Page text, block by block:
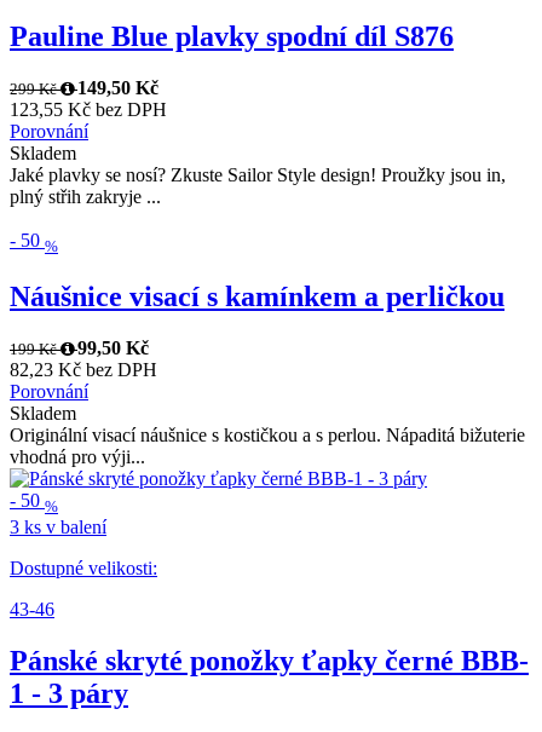
Pauline Blue plavky spodní díl S876
299 Kč
149,50 Kč
123,55 Kč bez DPH
Porovnání
Skladem
Jaké plavky se nosí? Zkuste Sailor Style design! Proužky jsou in,
plný střih zakryje ...
- 50 %
Náušnice visací s kamínkem a perličkou
199 Kč
99,50 Kč
82,23 Kč bez DPH
Porovnání
Skladem
Originální visací náušnice s kostičkou a s perlou. Nápaditá bižuterie
vhodná pro výji...
- 50 %
3 ks v balení
Dostupné velikosti:
43-46
Pánské skryté ponožky ťapky černé BBB-
1 - 3 páry